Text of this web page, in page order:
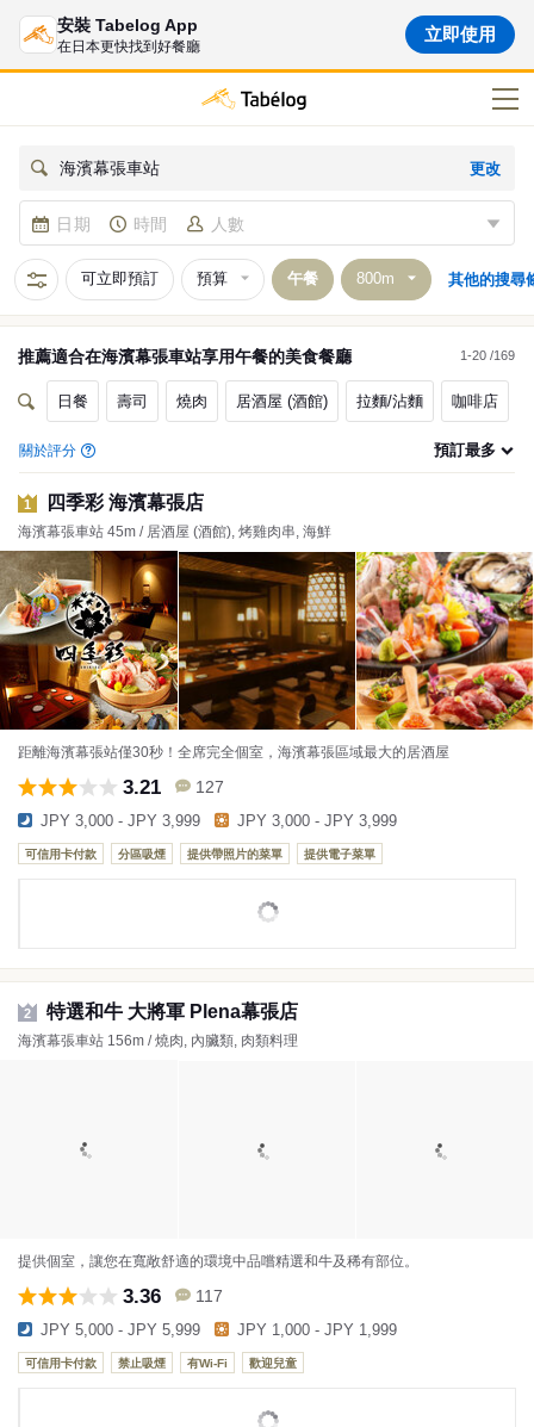
安裝 Tabelog App
在日本更快找到好餐廳
立即使用
海濱幕張車站 更改
日期 時間 人數
可立即預訂 預算 午餐 其他的搜尋
推薦適合在海濱幕張車站享用午餐的美食餐廳 1-20 /169
日餐 壽司 燒肉 居酒屋 (酒館) 拉麵/沾麵 咖啡店
關於評分 預訂最多
1 四季彩 海濱幕張店
海濱幕張車站 45m / 居酒屋 (酒館), 烤雞肉串, 海鮮
距離海濱幕張站僅30秒！全席完全個室，海濱幕張區域最大的居酒屋
3.21 127
JPY 3,000 - JPY 3,999 JPY 3,000 - JPY 3,999
可信用卡付款 分區吸煙 提供帶照片的菜單 提供電子菜單
2 特選和牛 大將軍 Plena幕張店
海濱幕張車站 156m / 燒肉, 內臟類, 肉類料理
提供個室，讓您在寬敞舒適的環境中品嚐精選和牛及稀有部位。
3.36 117
JPY 5,000 - JPY 5,999 JPY 1,000 - JPY 1,999
可信用卡付款 禁止吸煙 有Wi-Fi 歡迎兒童